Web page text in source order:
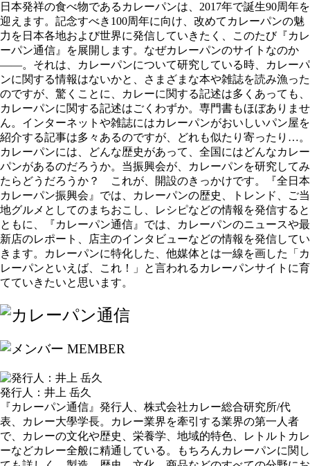
日本発祥の食べ物であるカレーパンは、2017年で誕生90周年を
迎えます。記念すべき100周年に向け、改めてカレーパンの魅
力を日本各地および世界に発信していきたく、このたび『カレ
ーパン通信』を展開します。なぜカレーパンのサイトなのか
――。それは、カレーパンについて研究している時、カレーパ
ンに関する情報はないかと、さまざまな本や雑誌を読み漁った
のですが、驚くことに、カレーに関する記述は多くあっても、
カレーパンに関する記述はごくわずか。専門書もほぼありませ
ん。インターネットや雑誌にはカレーパンがおいしいパン屋を
紹介する記事は多々あるのですが、どれも似たり寄ったり…。
カレーパンには、どんな歴史があって、全国にはどんなカレー
パンがあるのだろうか。当振興会が、カレーパンを研究してみ
たらどうだろうか？ これが、開設のきっかけです。『全日本
カレーパン振興会』では、カレーパンの歴史、トレンド、ご当
地グルメとしてのまちおこし、レシピなどの情報を発信すると
ともに、『カレーパン通信』では、カレーパンのニュースや最
新店のレポート、店主のインタビューなどの情報を発信してい
きます。カレーパンに特化した、他媒体とは一線を画した「カ
レーパンといえば、これ！」と言われるカレーパンサイトに育
てていきたいと思います。
発行人：井上 岳久
『カレーパン通信』発行人、株式会社カレー総合研究所/代
表、カレー大學学長。カレー業界を牽引する業界の第一人者
で、カレーの文化や歴史、栄養学、地域的特色、レトルトカレ
ーなどカレー全般に精通している。もちろんカレーパンに関し